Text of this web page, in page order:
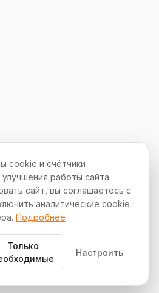
Все права защищены.
cookie и счётчики
работы сайта.
сайт, вы соглашаетесь с
аналитические cookie
Подробнее
Только
Настроить